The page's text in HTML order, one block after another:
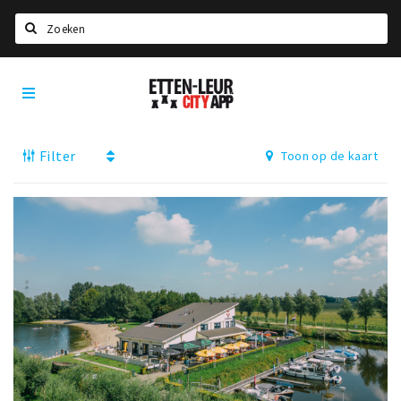
Home
Deals
Nieuws, interviews & blogs
Drinken
Slapen
Recreatief
Winkels
Etten-
Leur
Filter
Toon op de kaart